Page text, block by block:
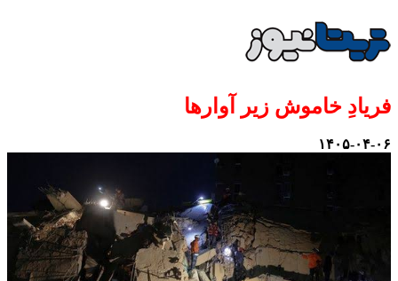
فریادِ خاموش زیر آوارها
۱۴۰۵-۰۴-۰۶